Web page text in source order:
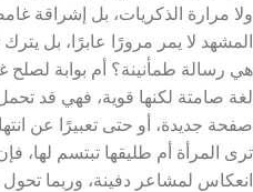
ولا مرارة الذكريات، بل إشراقة
المشهد لا يمر مرورًا عابرًا، بل
هي رسالة طمأنينة؟ أم بوابة لصلح
لغة صامتة لكنها قوية، فهي قد تحمل
صفحة جديدة، أو حتى تعبيرًا عن
ترى المرأة أم طليقها تبتسم لها،
انعكاس لمشاعر دفينة، وربما تحول